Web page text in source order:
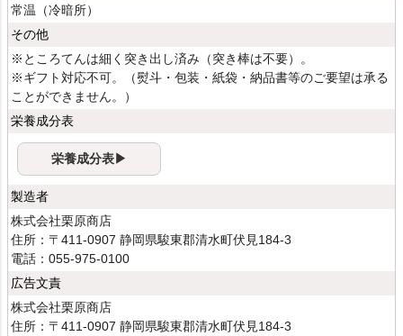
常温（冷暗所）
その他
※ところてんは細く突き出し済み（突き棒は不要）。
※ギフト対応不可。（熨斗・包装・紙袋・納品書等のご要望は承る
ことができません。）
栄養成分表
栄養成分表▶
製造者
株式会社栗原商店
住所：〒411-0907 静岡県駿東郡清水町伏見184-3
電話：055-975-0100
広告文責
株式会社栗原商店
住所：〒411-0907 静岡県駿東郡清水町伏見184-3